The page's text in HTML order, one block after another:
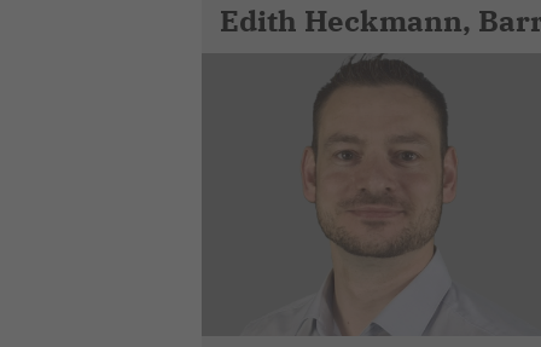
Edith Heckmann,